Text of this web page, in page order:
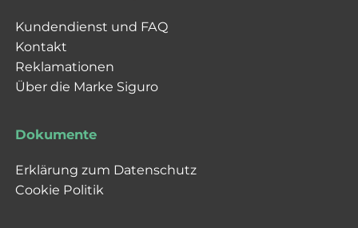
Kundendienst und FAQ
Kontakt
Reklamationen
Über die Marke Siguro
Dokumente
Erklärung zum Datenschutz
Cookie Politik